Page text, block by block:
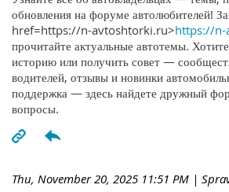
обновления на форуме автолюбителей!
href=https://n-avtoshtorki.ru>https://n-
прочитайте актуальные автотемы.
историю или получить совет —
водителей, отзывы и новинки
поддержка — здесь найдете дружный
вопросы.
Thu, November 20, 2025 11:51 PM |